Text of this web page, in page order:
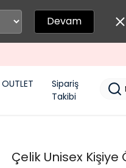
Devam
OUTLET
Sipariş
Takibi
Çelik Unisex Kişiye